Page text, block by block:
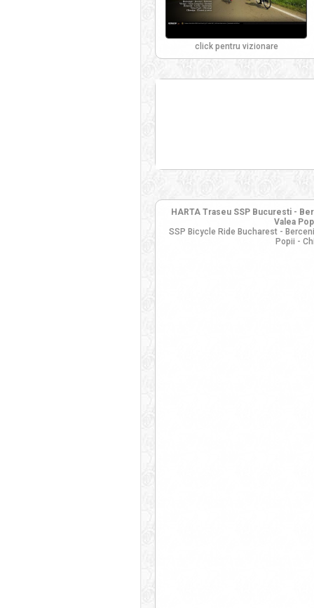
click pentru vizionare
HARTA Traseu SSP Bucuresti -
Valea
SSP Bicycle Ride Bucharest -
Popii -